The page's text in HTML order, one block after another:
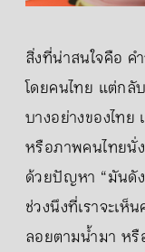
สิ่งที่น่าสนใจคือ ค
โดยคนไทย แต่กลั
บางอย่างของไท
หรือภาพคนไทยนั่
ด้วยปัญหา “มันดั
ช่วงนึงที่เราจะเ
ลอยตามน้ำมา ห